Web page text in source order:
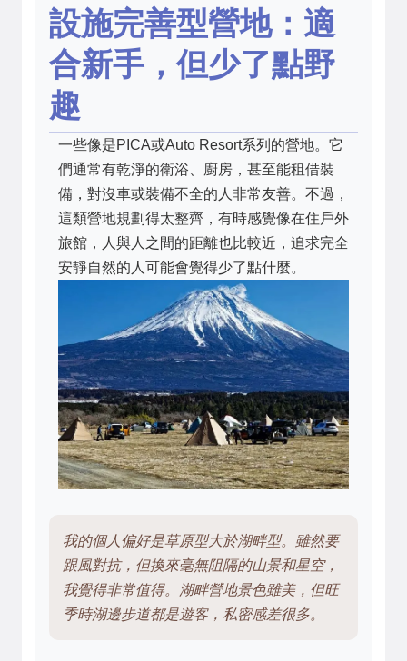
設施完善型營地：適
合新手，但少了點野
趣
一些像是PICA或Auto Resort系列的營地。它
們通常有乾淨的衛浴、廚房，甚至能租借裝
備，對沒車或裝備不全的人非常友善。不過，
這類營地規劃得太整齊，有時感覺像在住戶外
旅館，人與人之間的距離也比較近，追求完全
安靜自然的人可能會覺得少了點什麼。
我的個人偏好是草原型大於湖畔型。雖然要
跟風對抗，但換來毫無阻隔的山景和星空，
我覺得非常值得。湖畔營地景色雖美，但旺
季時湖邊步道都是遊客，私密感差很多。